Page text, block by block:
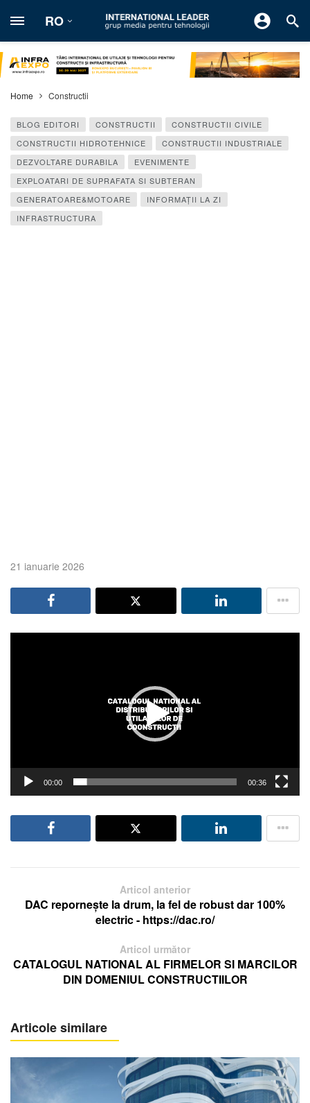
RO
Home Constructii
BLOG EDITORI CONSTRUCTII
CONSTRUCTII CIVILE
CONSTRUCTII HIDROTEHNICE
CONSTRUCTII INDUSTRIALE
DEZVOLTARE DURABILA
EVENIMENTE
EXPLOATARI DE SUPRAFATA SI SUBTERAN
GENERATOARE&MOTOARE
INFORMAŢII LA ZI
INFRASTRUCTURA
21 ianuarie 2026
00:00 00:36
Articol anterior
DAC repornește la drum, la fel de robust dar 100%
electric - https://dac.ro/
Articol următor
CATALOGUL NATIONAL AL FIRMELOR SI MARCILOR
DIN DOMENIUL CONSTRUCTIILOR
Articole similare